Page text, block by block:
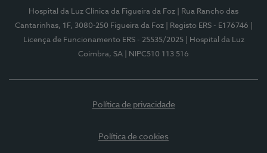
Hospital da Luz Clínica da Figueira da Foz
| Rua Rancho das
Cantarinhas, 1F, 3080-250 Figueira da Foz
| Registo ERS - E176746
Licença de Funcionamento ERS - 25535/2025
| Hospital da Luz
Coimbra, SA
| NIPC510 113 516
Política de privacidade
Política de cookies